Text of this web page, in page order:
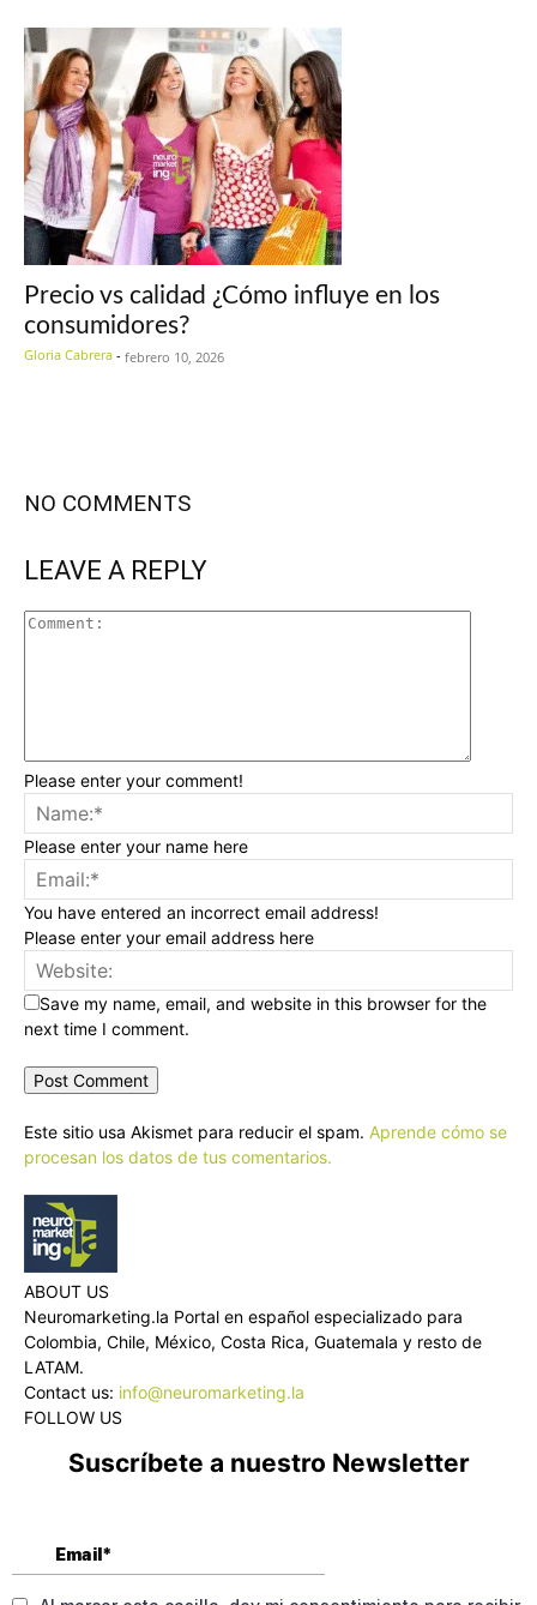
Precio vs calidad ¿Cómo influye en los
consumidores?
Gloria Cabrera - febrero 10, 2026
NO COMMENTS
LEAVE A REPLY
Please enter your comment!
Please enter your name here
You have entered an incorrect email address!
Please enter your email address here
Save my name, email, and website in this browser for the
next time I comment.
Este sitio usa Akismet para reducir el spam. Aprende cómo se
procesan los datos de tus comentarios.
ABOUT US
Neuromarketing.la Portal en español especializado para
Colombia, Chile, México, Costa Rica, Guatemala y resto de
LATAM.
Contact us: info@neuromarketing.la
FOLLOW US
Suscríbete a nuestro Newsletter